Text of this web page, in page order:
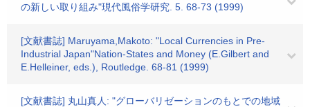
の新しい取り組み"現代風俗学研究. 5. 68-73 (1999)
[文献書誌] Maruyama,Makoto: "Local Currencies in Pre-
Industrial Japan"Nation-States and Money (E.Gilbert and
E.Helleiner, eds.), Routledge. 68-81 (1999)
[文献書誌] 丸山真人: "グローバリゼーションのもとでの地域